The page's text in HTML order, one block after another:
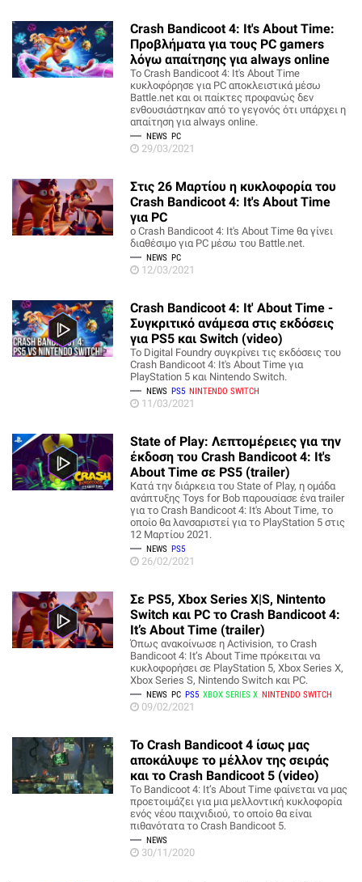
Crash Bandicoot 4: It's About Time:
Προβλήματα για τους PC gamers
λόγω απαίτησης για always online
Το Crash Bandicoot 4: It's About Time
κυκλοφόρησε για PC αποκλειστικά μέσω
Battle.net και οι παίκτες προφανώς δεν
ενθουσιάστηκαν από το γεγονός ότι υπάρχει η
απαίτηση για always online.
NEWS PC
29/03/2021
Στις 26 Μαρτίου η κυκλοφορία του
Crash Bandicoot 4: It's About Time
για PC
ο Crash Bandicoot 4: It's About Time θα γίνει
διαθέσιμο για PC μέσω του Battle.net.
NEWS PC
12/03/2021
Crash Bandicoot 4: It' About Time -
Συγκριτικό ανάμεσα στις εκδόσεις
για PS5 και Switch (video)
Το Digital Foundry συγκρίνει τις εκδόσεις του
Crash Bandicoot 4: It's About Time για
PlayStation 5 και Nintendo Switch.
NEWS PS5 NINTENDO SWITCH
11/03/2021
State of Play: Λεπτομέρειες για την
έκδοση του Crash Bandicoot 4: It's
About Time σε PS5 (trailer)
Κατά την διάρκεια του State of Play, η ομάδα
ανάπτυξης Toys for Bob παρουσίασε ένα trailer
για το Crash Bandicoot 4: It's About Time, το
οποίο θα λανσαριστεί για το PlayStation 5 στις
12 Μαρτίου 2021.
NEWS PS5
26/02/2021
Σε PS5, Xbox Series X|S, Nintento
Switch και PC το Crash Bandicoot 4:
It’s About Time (trailer)
Όπως ανακοίνωσε η Activision, το Crash
Bandicoot 4: It’s About Time πρόκειται να
κυκλοφορήσει σε PlayStation 5, Xbox Series X,
Xbox Series S, Nintendo Switch και PC.
NEWS PC PS5 XBOX SERIES X NINTENDO SWITCH
09/02/2021
Το Crash Bandicoot 4 ίσως μας
αποκάλυψε το μέλλον της σειράς
και το Crash Bandicoot 5 (video)
Το Bandicoot 4: It’s About Time φαίνεται να μας
προετοιμάζει για μια μελλοντική κυκλοφορία
ενός νέου παιχνιδιού, το οποίο θα είναι
πιθανότατα το Crash Bandicoot 5.
NEWS
30/11/2020